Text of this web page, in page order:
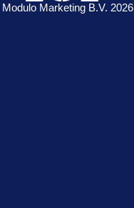
Marketing B.V. 2026